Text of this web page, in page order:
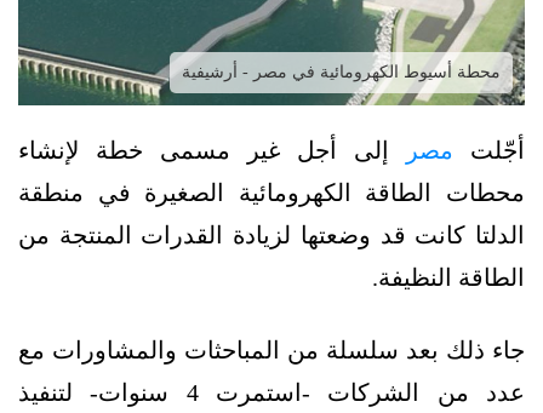
محطة أسيوط الكهرومائية في مصر - أرشيفية
أجّلت مصر
إلى أجل غير مسمى خطة لإنشاء
محطات الطاقة الكهرومائية الصغيرة في منطقة
الدلتا كانت قد وضعتها لزيادة القدرات المنتجة من
الطاقة النظيفة.
جاء ذلك بعد سلسلة من المباحثات والمشاورات مع
عدد من الشركات -استمرت 4 سنوات- لتنفيذ